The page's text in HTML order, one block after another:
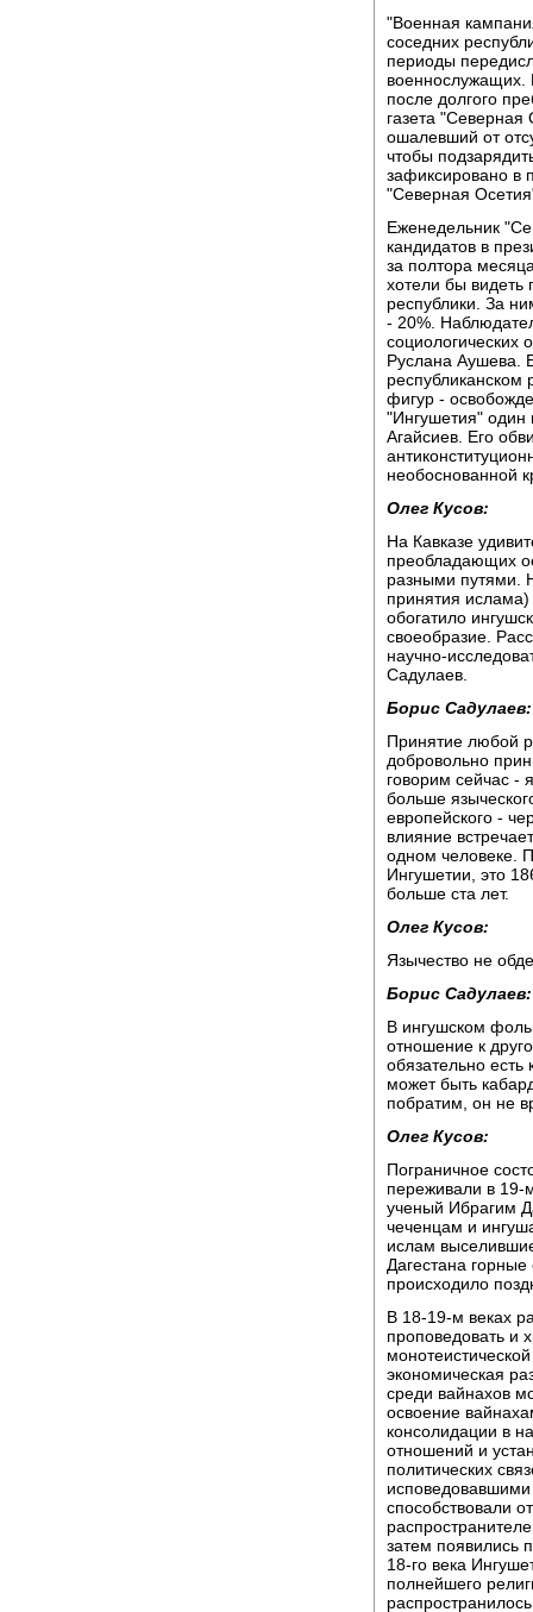
"Военная
соседних
периоды
военнослужащих.
после долгого
газета
ошалевший от
чтобы
зафиксировано в
"Северная
Еженедельник
кандидатов в
за полтора
хотели бы видеть
республики. За
- 20%.
социологических
Руслана Аушева.
республиканском
фигур -
"Ингушетия" один
Агайсиев. Его
необоснованной
Олег Кусов:
На Кавказе
преобладающих
разными путями.
принятия ислама)
обогатило
своеобразие.
научно-
Садулаев.
Борис Садулаев:
Принятие любой
добровольно
говорим сейчас -
больше
европейского -
влияние
одном человеке.
Ингушетии, это
больше ста лет.
Олег Кусов:
Язычество не
Борис Садулаев:
В ингушском
отношение к
обязательно
может быть
побратим, он не
Олег Кусов:
Пограничное
переживали в 19-
ученый Ибрагим
чеченцам и
ислам
Дагестана
происходило
В 18-19-м веках
проповедовать и
экономическая
среди вайнахов
освоение
консолидации в
отношений и
политических
способствовали
затем появились
18-го века
полнейшего